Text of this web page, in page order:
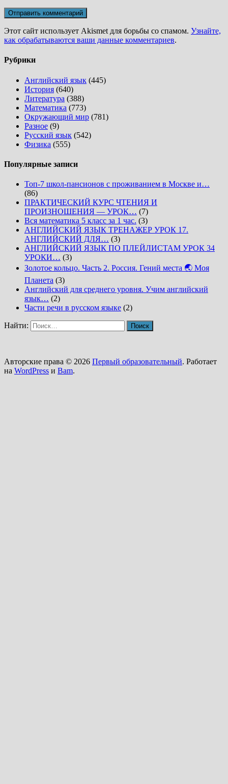
Этот сайт использует Akismet для борьбы со спамом. Узнайте,
как обрабатываются ваши данные комментариев.
Рубрики
Английский язык (445)
История (640)
Литература (388)
Математика (773)
Окружающий мир (781)
Разное (9)
Русский язык (542)
Физика (555)
Популярные записи
Топ-7 школ-пансионов с проживанием в Москве и…
(86)
ПРАКТИЧЕСКИЙ КУРС ЧТЕНИЯ И
ПРОИЗНОШЕНИЯ — УРОК… (7)
Вся математика 5 класс за 1 час. (3)
АНГЛИЙСКИЙ ЯЗЫК ТРЕНАЖЕР УРОК 17.
АНГЛИЙСКИЙ ДЛЯ… (3)
АНГЛИЙСКИЙ ЯЗЫК ПО ПЛЕЙЛИСТАМ УРОК 34
УРОКИ… (3)
Золотое кольцо. Часть 2. Россия. Гений места 🌏 Моя
Планета (3)
Английский для среднего уровня. Учим английский
язык… (2)
Части речи в русском языке (2)
Найти:
Авторские права © 2026 Первый образовательный. Работает
на WordPress и Bam.